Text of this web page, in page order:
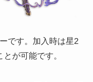
です。加入時は星2
が可能です。